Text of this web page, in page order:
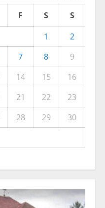
F S
S
1
2
7 8
9
14 15
16
21 22
23
28 29
30